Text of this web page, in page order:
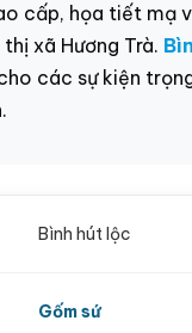
cấp, họa tiết mạ
xã Hương Trà.
các sự kiện
Bình hút lộc
Gốm sứ